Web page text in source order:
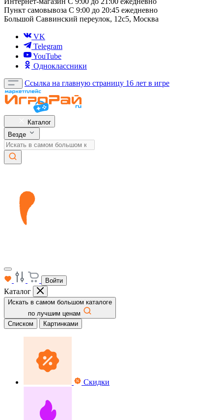
Пункт самовывоза С 9:00 до 20:45 ежедневно
Большой Саввинский переулок, 12с5, Москва
VK
Telegram
YouTube
Одноклассники
Ссылка на главную страницу 16 лет в игре
Каталог
Везде
Войти
Каталог
Искать в самом большом каталоге
по лучшим ценам
Списком
Картинками
Скидки